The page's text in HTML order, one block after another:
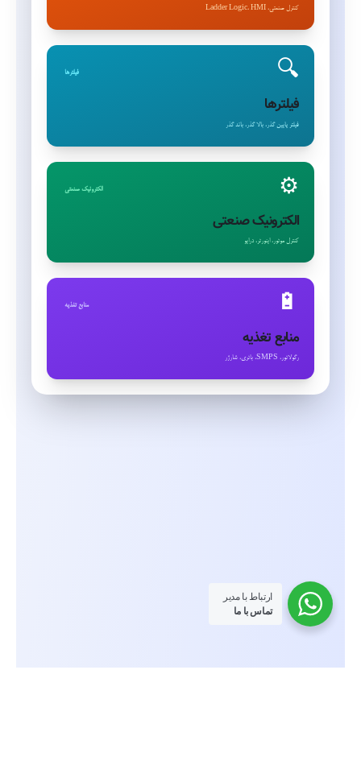
کنترل صنعتی، Ladder Logic، HMI
🔍 فیلترها
فیلترها
فیلتر پایین گذر، بالا گذر، باند گذر
⚙️ الکترونیک صنعتی
الکترونیک صنعتی
کنترل موتور، اینورتر، درایو
🔋 منابع تغذیه
منابع تغذیه
رگولاتور، SMPS، باتری، شارژر
ارتباط با مدیر
تماس با ما